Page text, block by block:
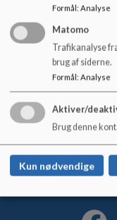
Møn Skole
Stege:
Hjertebjerg:
moenskole-
+ 45
45 55 36 32 80
EAN NR.
Sitemap
Formål : Analyse
Matomo
Trafikanalyse
brug af siderne.
Formål: Analyse
Aktiver/
Brug denne
Kun nødvendige